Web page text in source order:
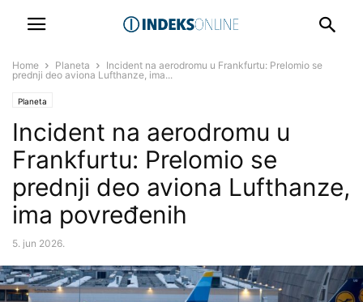
Home Planeta
Incident na aerodromu u Frankfurtu: Prelomio se
prednji deo aviona Lufthanze, ima...
Planeta
Incident na aerodromu u
Frankfurtu: Prelomio se
prednji deo aviona Lufthanze,
ima povređenih
5. jun 2026.